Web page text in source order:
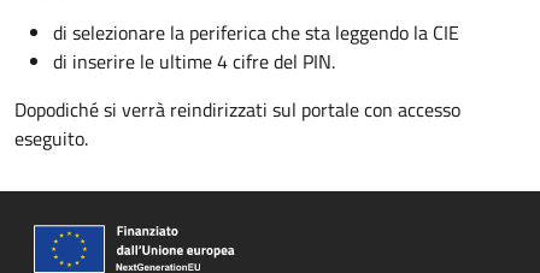
di selezionare la periferica che sta leggendo la CIE
di inserire le ultime 4 cifre del PIN.
Dopodiché si verrà reindirizzati sul portale con accesso
eseguito.